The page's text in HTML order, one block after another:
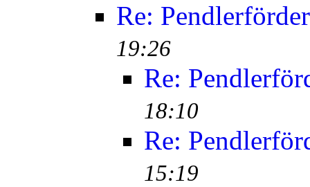
Re:
19:26
Re:
18:10
Re:
15:19